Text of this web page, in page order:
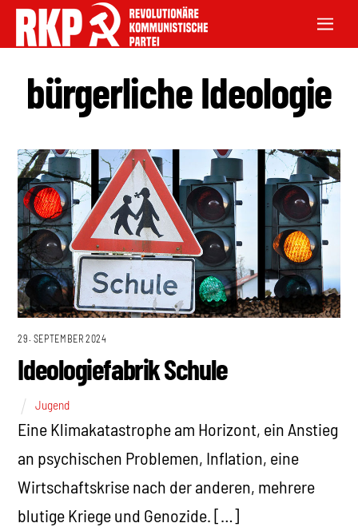
bürgerliche Ideologie
29. SEPTEMBER 2024
Ideologiefabrik Schule
Jugend
Eine Klimakatastrophe am Horizont, ein Anstieg
an psychischen Problemen, Inflation, eine
Wirtschaftskrise nach der anderen, mehrere
blutige Kriege und Genozide. […]